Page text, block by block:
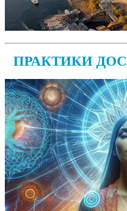
ПРАКТИКИ